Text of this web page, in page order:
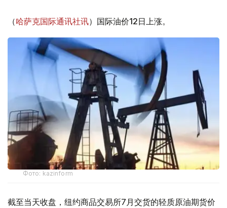
（哈萨克国际通讯社讯）国际油价12日上涨。
Фото: kazinform
截至当天收盘，纽约商品交易所7月交货的轻质原油期货价